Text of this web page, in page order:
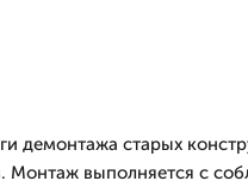
демонтажа старых
Монтаж выполняется с